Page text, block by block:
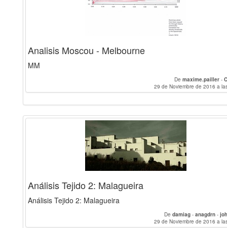
Analisis Moscou - Melbourne
MM
De maxime.pailler -
29 de Noviembre de 2016 a
Análisis Tejido 2: Malagueira
Análisis Tejido 2: Malagueira
De damiag - anagdrn -
29 de Noviembre de 2016 a